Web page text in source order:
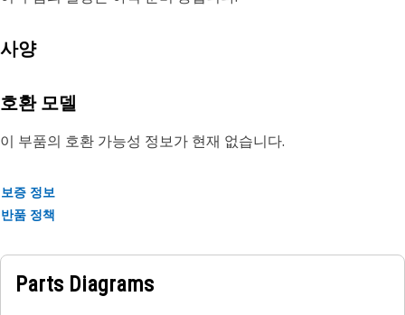
사양
호환 모델
이 부품의 호환 가능성 정보가 현재 없습니다.
보증 정보
반품 정책
Parts Diagrams